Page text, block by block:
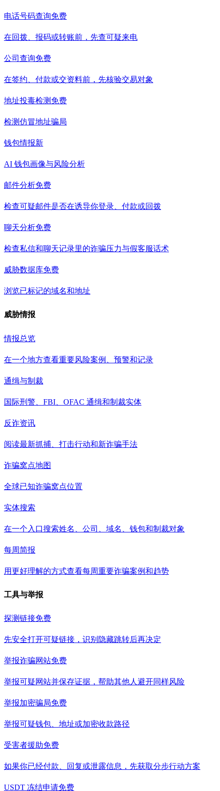
电话号码查询免费
在回拨、报码或转账前，先查可疑来电
公司查询免费
在签约、付款或交资料前，先核验交易对象
地址投毒检测 免费
检测仿冒地址骗局
钱包情报新
AI 钱包画像与风险分析
邮件分析免费
检查可疑邮件是否在诱导你登录、付款或回拨
聊天分析免费
检查私信和聊天记录里的诈骗压力与假客服话术
威胁数据库免费
浏览已标记的域名和地址
威胁情报
情报总览
在一个地方查看重要风险案例、预警和记录
通缉与制裁
国际刑警、FBI、OFAC 通缉和制裁实体
反诈资讯
阅读最新抓捕、打击行动和新诈骗手法
诈骗窝点地图
全球已知诈骗窝点位置
实体搜索
在一个入口搜索姓名、公司、域名、钱包和制裁对象
每周简报
用更好理解的方式查看每周重要诈骗案例和趋势
工具与举报
探测链接免费
先安全打开可疑链接，识别隐藏跳转后再决定
举报诈骗网站免费
举报可疑网站并保存证据，帮助其他人避开同样风险
举报加密骗局免费
举报可疑钱包、地址或加密收款路径
受害者援助免费
如果你已经付款、回复或泄露信息，先获取分步行动方案
USDT 冻结申请免费